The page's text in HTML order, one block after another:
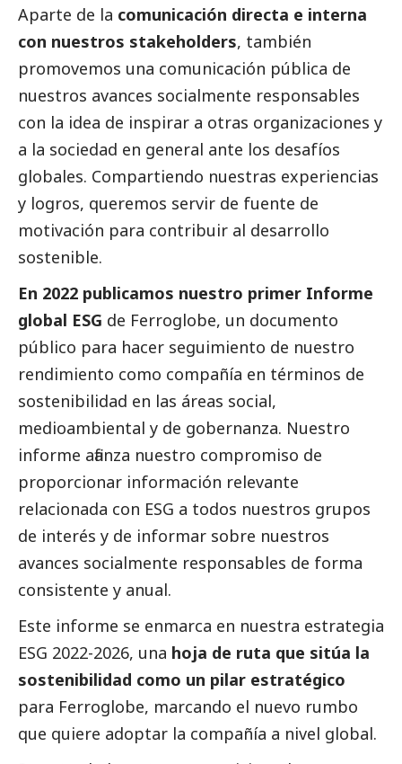
Aparte de la comunicación directa e interna
con nuestros stakeholders, también
promovemos una comunicación pública de
nuestros avances socialmente responsables
con la idea de inspirar a otras organizaciones y
a la sociedad en general ante los desafíos
globales. Compartiendo nuestras experiencias
y logros, queremos servir de fuente de
motivación para contribuir al desarrollo
sostenible.
En 2022 publicamos nuestro primer Informe
global ESG de Ferroglobe, un documento
público para hacer seguimiento de nuestro
rendimiento como compañía en términos de
sostenibilidad en las áreas social,
medioambiental y de gobernanza. Nuestro
informe afianza nuestro compromiso de
proporcionar información relevante
relacionada con ESG a todos nuestros grupos
de interés y de informar sobre nuestros
avances socialmente responsables de forma
consistente y anual.
Este informe se enmarca en nuestra estrategia
ESG 2022-2026, una hoja de ruta que sitúa la
sostenibilidad como un pilar estratégico
para Ferroglobe, marcando el nuevo rumbo
que quiere adoptar la compañía a nivel global.